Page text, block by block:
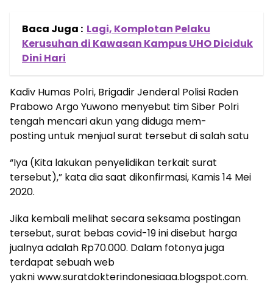
Baca Juga : Lagi, Komplotan Pelaku
Kerusuhan di Kawasan Kampus UHO Diciduk
Dini Hari
Kadiv Humas Polri, Brigadir Jenderal Polisi Raden
Prabowo Argo Yuwono menyebut tim Siber Polri
tengah mencari akun yang diduga mem-
posting untuk menjual surat tersebut di salah satu
“Iya (Kita lakukan penyelidikan terkait surat
tersebut),” kata dia saat dikonfirmasi, Kamis 14 Mei
2020.
Jika kembali melihat secara seksama postingan
tersebut, surat bebas covid-19 ini disebut harga
jualnya adalah Rp70.000. Dalam fotonya juga
terdapat sebuah web
yakni www.suratdokterindonesiaaa.blogspot.com.